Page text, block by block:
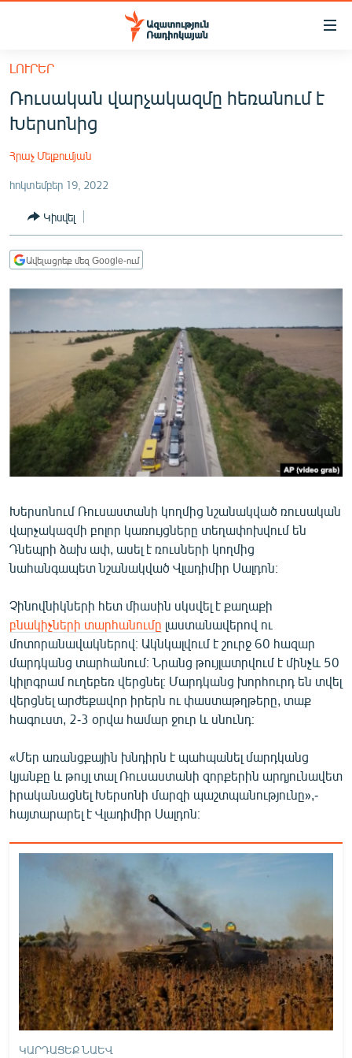
Մատչելիության
հիմնական
բովանդակությանը
Անցնել
հիմնական
մենյուին
ՀԱՅԱՍՏԱՆ
ՔԱՂԱՔԱԿԱՆ
ԸՆՏՐՈՒԹՅՈՒՆՆԵՐ 2026
ԻՐԱՎՈՒՆՔ
ՀԱՍԱՐԱԿՈՒԹՅՈՒՆ
ՏՆՏԵՍՈՒԹՅՈՒՆ
ՏԱՐԱԾԱՇՐՋԱՆ
ՄԻՋԱԶԳԱՅԻՆ
ՄՇԱԿՈՒՅԹ
ՍՊՈՐՏ
ՄԵԿՆԱԲԱՆՈՒԹՅՈՒՆ
ՏՏ ԵՒ ԻՆՏԵՐՆԵՏ
ԿՈՐՈՆԱՎԻՐՈՒՍ
ԱՐԽԻՎ
ՏԵՍԱՆՅՈՒԹԵՐ
ՁԳՏԵԼՈՎ ԼԱՎԱԳՈՒՅՆԻՆ
ՓՈԴՔԱՍԹ
Հայերեն
English
ՀԵՏԵՎԵՔ ՄԵԶ
«Ազատության» բոլոր կայքերը
ԼՈՒՐԵՐ
Ռուսական վարչակազմը հեռանում է
Խերսոնից
Հրաչ Մելքումյան
հոկտեմբեր 19, 2022
Կիսվել
Ավելացրեք մեզ Google-ում
Խերսոնում Ռուսաստանի կողմից նշանակված ռուսական
վարչակազմի բոլոր կառույցները տեղափոխվում են
Դնեպրի ձախ ափ, ասել է ռուսների կողմից
նահանգապետ նշանակված Վլադիմիր Սալդոն։
Չինովնիկների հետ միասին սկսվել է քաղաքի
բնակիչների տարհանումը լաստանավերով ու
մոտորանավակներով։ Ակնկալվում է շուրջ 60 հազար
մարդկանց տարհանում։ Նրանց թույլատրվում է մինչև 50
կիլոգրամ ուղեբեռ վերցնել։ Մարդկանց խորհուրդ են տվել
վերցնել արժեքավոր իրերն ու փաստաթղթերը, տաք
հագուստ, 2-3 օրվա համար ջուր և սնունդ։
«Մեր առանցքային խնդիրն է պահպանել մարդկանց
կյանքը և թույլ տալ Ռուսաստանի զորքերին արդյունավետ
իրականացնել Խերսոնի մարզի պաշտպանությունը»,-
հայտարարել է Վլադիմիր Սալդոն։
ԿԱՐԴԱՑԵՔ ՆԱԵՎ